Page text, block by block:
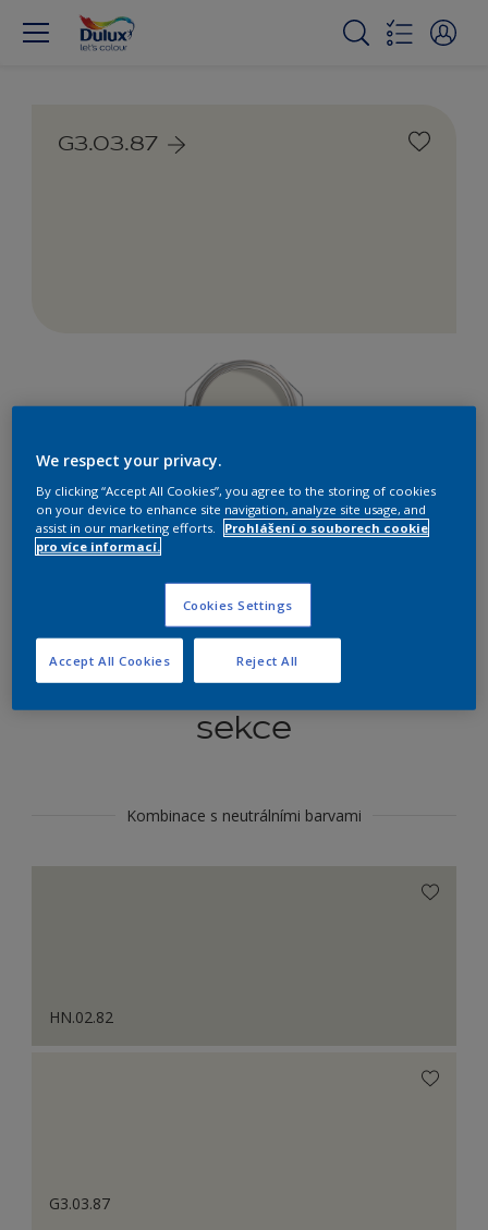
G3.03.87
Najít výrobek v tomto odstínu
Koordinovat barevné
sekce
Kombinace s neutrálními barvami
HN.02.82
G3.03.87
We respect your privacy.
By clicking “Accept All Cookies”, you agree to the storing of cookies
on your device to enhance site navigation, analyze site usage, and
assist in our marketing efforts.
Prohlášení o souborech cookie
pro více informací.
Cookies Settings
Reject All
Accept All Cookies